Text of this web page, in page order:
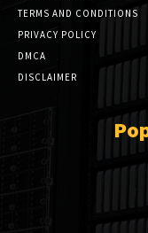
Panel
Panel
Panel
TERMS AND CONDITIONS
PRIVACY POLICY
DMCA
DISCLAIMER